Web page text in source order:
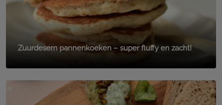
Zuurdesem pannenkoeken – super fluffy en zacht!